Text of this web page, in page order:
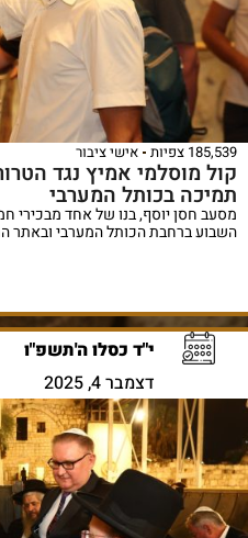
185,539 צפיות אישי ציבור
קול מוסלמי אמיץ נגד
תמיכה בכותל המערבי
מסעב חסן יוסף, בנו של אחד מבכירי
השבוע ברחבת הכותל המערבי ובאתר
י"ד כסלו ה'תשפ"ו
דצמבר 4, 2025